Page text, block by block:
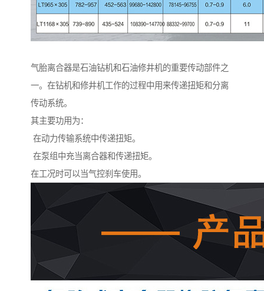
气胎离合器是石油钻机和石油修井机的重要传动部件之
一。在钻机和修井机工作的过程中用来传递扭矩和分离
传动系统。
其主要功用为：
在动力传输系统中传递扭矩。
在泵组中充当离合器和传递扭矩。
在工况时可以当气控刹车使用。